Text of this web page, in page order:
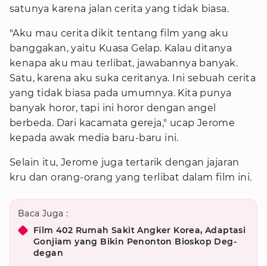
satunya karena jalan cerita yang tidak biasa.
"Aku mau cerita dikit tentang film yang aku
banggakan, yaitu Kuasa Gelap. Kalau ditanya
kenapa aku mau terlibat, jawabannya banyak.
Satu, karena aku suka ceritanya. Ini sebuah cerita
yang tidak biasa pada umumnya. Kita punya
banyak horor, tapi ini horor dengan angel
berbeda. Dari kacamata gereja," ucap Jerome
kepada awak media baru-baru ini.
Selain itu, Jerome juga tertarik dengan jajaran
kru dan orang-orang yang terlibat dalam film ini.
Baca Juga :
Film 402 Rumah Sakit Angker Korea, Adaptasi
Gonjiam yang Bikin Penonton Bioskop Deg-
degan